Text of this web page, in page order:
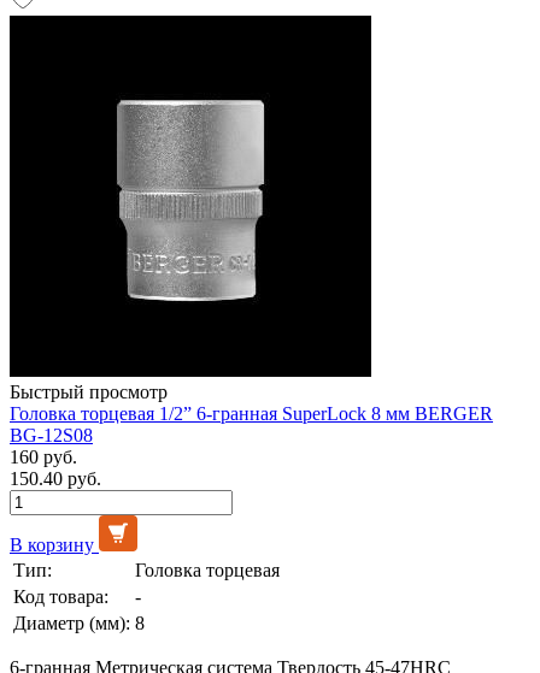
Быстрый просмотр
Головка торцевая 1/2” 6-гранная SuperLock 8 мм BERGER
BG-12S08
160 руб.
150.40 руб.
В корзину
Тип:
Головка торцевая
Код товара:
-
Диаметр (мм): 8
6-гранная Метрическая система Твердость 45-47HRC